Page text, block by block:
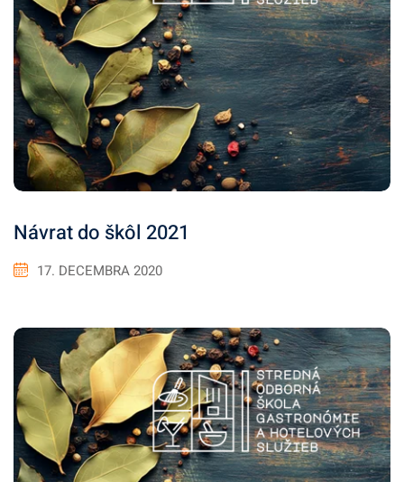
Návrat do škôl 2021
17. DECEMBRA 2020